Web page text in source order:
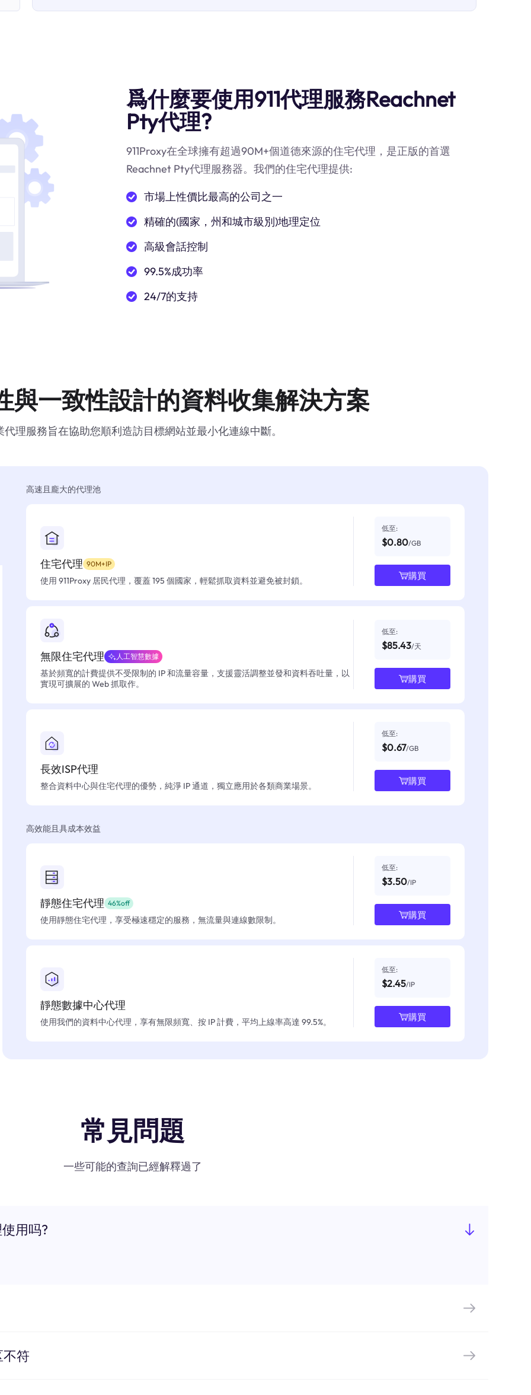
爲什麼要使用911代理服務Reachnet
Pty代理?
911Proxy在全球擁有超過90M+個道德來源的住宅代理，是正版的首選
Reachnet Pty代理服務器。我們的住宅代理提供:
市場上性價比最高的公司之一
精確的(國家，州和城市級別)地理定位
高級會話控制
99.5%成功率
24/7的支持
與一致性設計的資料收集解決方案
代理服務旨在協助您順利造訪目標網站並最小化連線中斷。
高速且龐大的代理池
住宅代理 90M+IP
使用 911Proxy 居民代理，覆蓋 195 個國家，輕鬆抓取資料並避免被封鎖。
低至:
$0.80/GB
購買
無限住宅代理 人工智慧數據
基於頻寬的計費提供不受限制的 IP 和流量容量，支援靈活調整並發和資料吞吐量，以
實現可擴展的 Web 抓取作。
低至:
$85.43/天
購買
長效ISP代理
整合資料中心與住宅代理的優勢，純淨 IP 通道，獨立應用於各類商業場景。
低至:
$0.67/GB
購買
高效能且具成本效益
靜態住宅代理 46%off
使用靜態住宅代理，享受極速穩定的服務，無流量與連線數限制。
低至:
$3.50/IP
購買
靜態數據中心代理
使用我們的資料中心代理，享有無限頻寬、按 IP 計費，平均上線率高達 99.5%。
低至:
$2.45/IP
購買
常見問題
一些可能的查詢已經解釋過了
用吗?
符